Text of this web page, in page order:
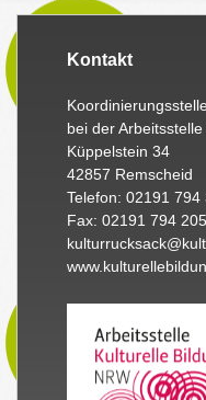
Kontakt
bei der
Küppelstein 34
42857 Remscheid
Telefon: 02191 794
Fax: 02191 794 205